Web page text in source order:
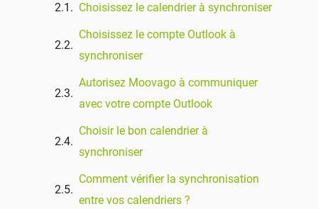
Choisissez le calendrier à synchroniser
Choisissez le compte Outlook à
synchroniser
Autorisez Moovago à communiquer
avec votre compte Outlook
Choisir le bon calendrier à
synchroniser
Comment vérifier la synchronisation
entre vos calendriers ?